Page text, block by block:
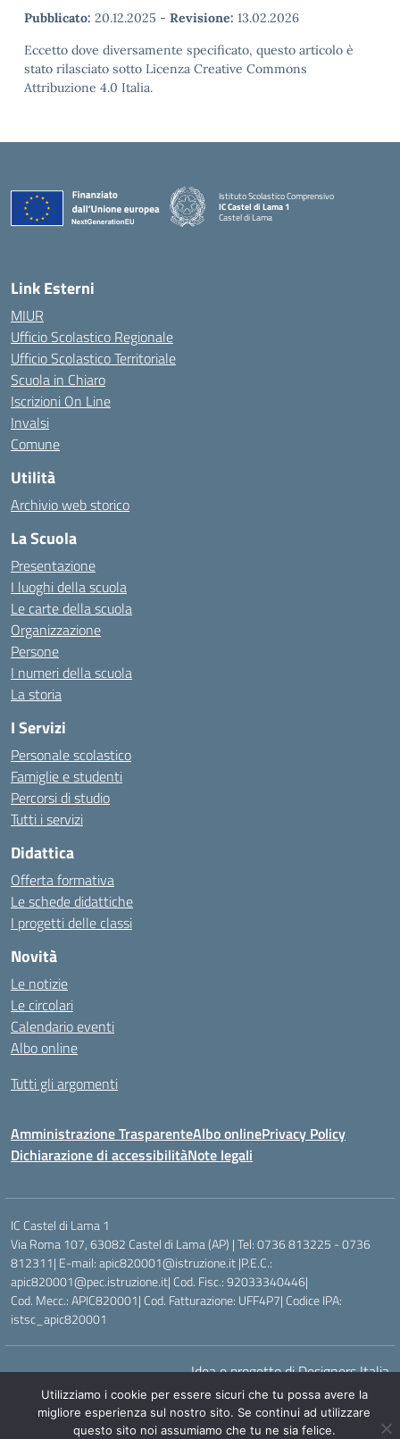
Pubblicato: 20.12.2025 - Revisione: 13.02.2026
Eccetto dove diversamente specificato, questo articolo è
stato rilasciato sotto Licenza Creative Commons
Attribuzione 4.0 Italia.
Istituto Scolastico Comprensivo
IC Castel di Lama 1
Castel di Lama
Link Esterni
MIUR
Ufficio Scolastico Regionale
Ufficio Scolastico Territoriale
Scuola in Chiaro
Iscrizioni On Line
Invalsi
Comune
Utilità
Archivio web storico
La Scuola
Presentazione
I luoghi della scuola
Le carte della scuola
Organizzazione
Persone
I numeri della scuola
La storia
I Servizi
Personale scolastico
Famiglie e studenti
Percorsi di studio
Tutti i servizi
Didattica
Offerta formativa
Le schede didattiche
I progetti delle classi
Novità
Le notizie
Le circolari
Calendario eventi
Albo online
Tutti gli argomenti
Amministrazione TrasparenteAlbo onlinePrivacy Policy
Dichiarazione di accessibilitàNote legali
IC Castel di Lama 1
Via Roma 107, 63082 Castel di Lama (AP) | Tel: 0736 813225 - 0736
812311| E-mail: apic820001@istruzione.it |P.E.C.:
apic820001@pec.istruzione.it| Cod. Fisc.: 92033340446|
Cod. Mecc.: APIC820001| Cod. Fatturazione: UFF4P7| Codice IPA:
istsc_apic820001
Idea e progetto di Designers Italia
Utilizziamo i cookie per essere sicuri che tu possa avere la
migliore esperienza sul nostro sito. Se continui ad utilizzare
questo sito noi assumiamo che tu ne sia felice.